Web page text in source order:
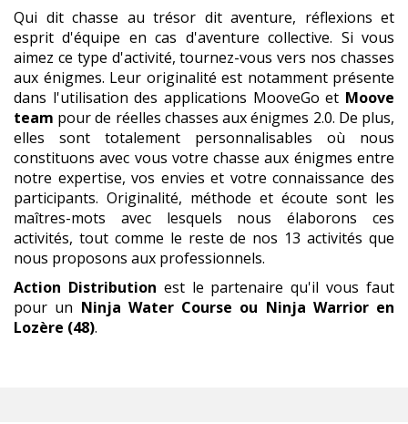
Qui dit chasse au trésor dit aventure, réflexions et
esprit d'équipe en cas d'aventure collective. Si vous
aimez ce type d'activité, tournez-vous vers nos chasses
aux énigmes. Leur originalité est notamment présente
dans l'utilisation des applications MooveGo et Moove
team pour de réelles chasses aux énigmes 2.0. De plus,
elles sont totalement personnalisables où nous
constituons avec vous votre chasse aux énigmes entre
notre expertise, vos envies et votre connaissance des
participants. Originalité, méthode et écoute sont les
maîtres-mots avec lesquels nous élaborons ces
activités, tout comme le reste de nos 13 activités que
nous proposons aux professionnels.
Action Distribution est le partenaire qu'il vous faut
pour un Ninja Water Course ou Ninja Warrior en
Lozère (48).